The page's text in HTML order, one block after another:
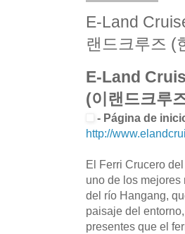
E-Land
랜드크루즈 (
E-Land
(이랜드크루
- Página de
http://
El Ferri Crucero
uno de los
del río Hangang,
paisaje del
presentes que el